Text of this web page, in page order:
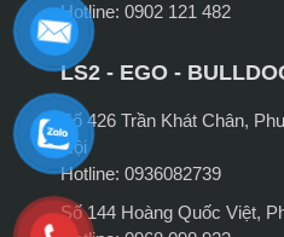
Hotline: 0902 121 482
LS2 - EGO -
Số 426 Trần Khát Chân,
Nội
Hotline: 0936082739
Số 144 Hoàng Quốc Việt,